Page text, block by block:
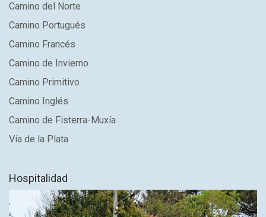
Camino del Norte
Camino Portugués
Camino Francés
Camino de Invierno
Camino Primitivo
Camino Inglés
Camino de Fisterra-Muxía
Vía de la Plata
Hospitalidad